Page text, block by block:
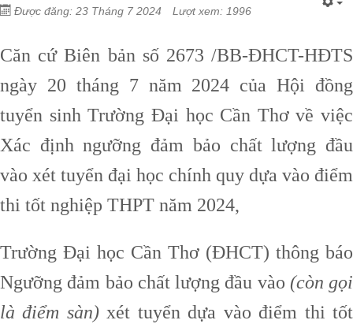
Được đăng: 23 Tháng 7 2024
Lượt xem: 1996
Căn cứ Biên bản số 2673 /BB-ĐHCT-HĐTS
ngày 20 tháng 7 năm 2024 của Hội đồng
tuyển sinh Trường Đại học Cần Thơ về việc
Xác định ngưỡng đảm bảo chất lượng đầu
vào xét tuyển đại học chính quy dựa vào điểm
thi tốt nghiệp THPT năm 2024,
Trường Đại học Cần Thơ (ĐHCT) thông báo
Ngưỡng đảm bảo chất lượng đầu vào (còn gọi
là điểm sàn)xét tuyển dựa vào điểm thi tốt